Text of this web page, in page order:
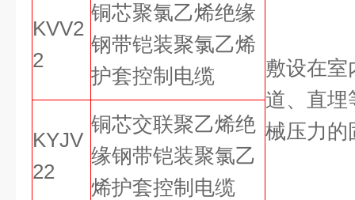
KVV2
2
铜芯聚氯乙烯绝缘
钢带铠装聚氯乙烯
护套控制电缆
敷设在室
道、直埋
械压力的
KYJV
22
铜芯交联聚乙烯绝
缘钢带铠装聚氯乙
烯护套控制电缆